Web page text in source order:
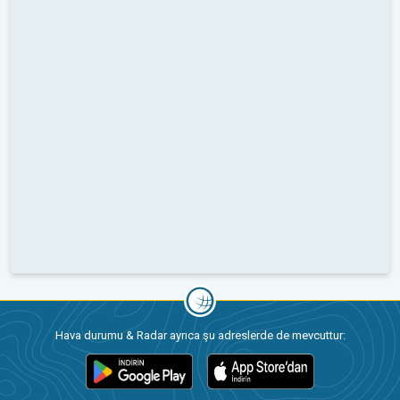
Hava durumu & Radar ayrıca şu adreslerde de mevcuttur: